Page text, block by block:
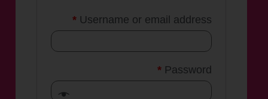
Username or email address
*
Password
*